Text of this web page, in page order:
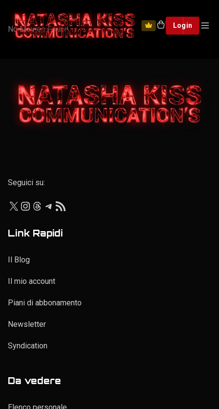
Login
No Movies Found.
Seguici su:
X Instagram
Threads
Telegram
Link Rapidi
Il Blog
Il mio account
Piani di abbonamento
Newsletter
Syndication
Da vedere